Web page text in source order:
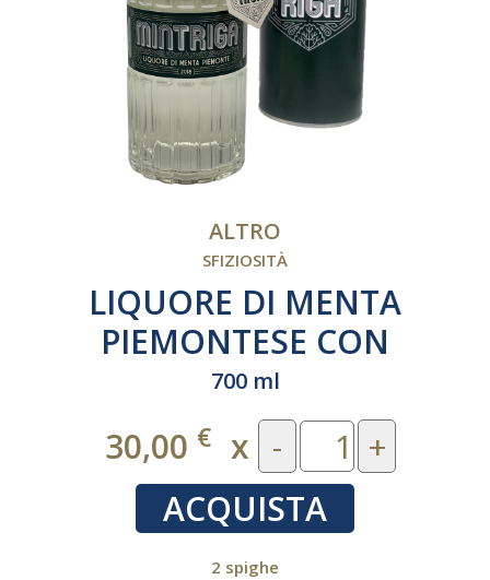
ALTRO
SFIZIOSITÀ
LIQUORE DI MENTA
PIEMONTESE CON
CONFEZIONE REGALO
700 ml
30,00 € x -
+
ACQUISTA
2 spighe